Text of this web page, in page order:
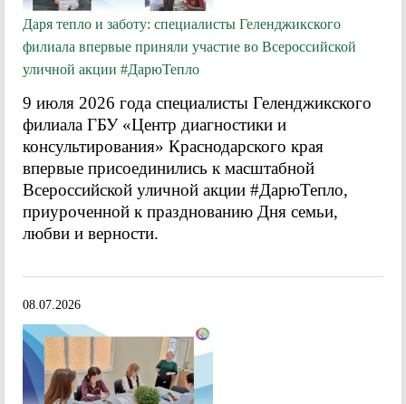
Даря тепло и заботу: специалисты Геленджикского
филиала впервые приняли участие во Всероссийской
уличной акции #ДарюТепло
9 июля 2026 года специалисты Геленджикского
филиала ГБУ «Центр диагностики и
консультирования» Краснодарского края
впервые присоединились к масштабной
Всероссийской уличной акции #ДарюТепло,
приуроченной к празднованию Дня семьи,
любви и верности.
08.07.2026